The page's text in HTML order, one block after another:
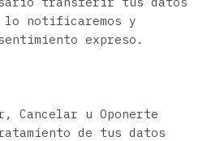
notificaremos y
expreso.
Cancelar u Oponerte
de tus datos